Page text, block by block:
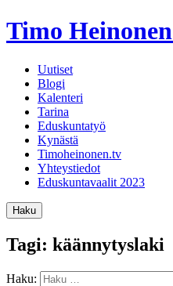
Timo Heinonen
Uutiset
Blogi
Kalenteri
Tarina
Eduskuntatyö
Kynästä
Timoheinonen.tv
Yhteystiedot
Eduskuntavaalit 2023
Haku
Tagi: käännytyslaki
Haku: